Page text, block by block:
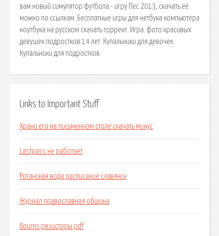
вам новый симулятор футбола - игру Пес 2013, скачать её
можно по ссылкам. Бесплатные игры для нетбука компьютера
ноутбука на русском скачать торрент. Игра. фото красивых
девушек подростков 14 лет. Купальники для девочек.
Купальники для подростков.
Links to Important Stuff
Храни его на письменном столе скачать минус
Lastpass не работает
Роганская вода расписание славянск
Журнал православная община
Bourns резисторы pdf